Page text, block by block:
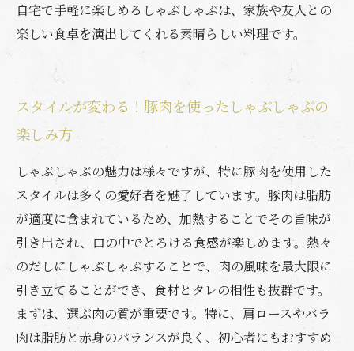
自宅で手軽に楽しめるしゃぶしゃぶは、家族や友人との
楽しい食卓を演出してくれる素晴らしい料理です。
スタイルが変わる！豚肉を使ったしゃぶしゃぶの
楽しみ方
しゃぶしゃぶの魅力は様々ですが、特に豚肉を使用した
スタイルは多くの愛好者を魅了しています。豚肉は脂肪
が適度に含まれているため、加熱することでその旨味が
引き出され、口の中でとろける食感が楽しめます。熱々
のだしにしゃぶしゃぶすることで、肉の風味を最大限に
引き立てることができ、食材とタレの相性も抜群です。
まずは、選ぶ肉の質が重要です。特に、肩ロースやバラ
肉は脂肪と赤身のバランスが良く、初心者にもおすすめ